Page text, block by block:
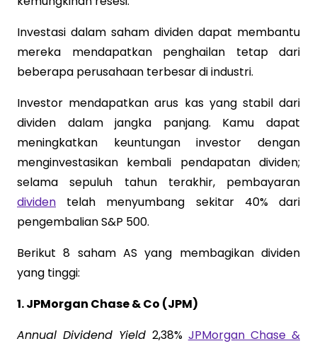
Investasi dalam saham dividen dapat membantu
mereka mendapatkan penghailan tetap dari
beberapa perusahaan terbesar di industri.
Investor mendapatkan arus kas yang stabil dari
dividen dalam jangka panjang. Kamu dapat
meningkatkan keuntungan investor dengan
menginvestasikan kembali pendapatan dividen;
selama sepuluh tahun terakhir, pembayaran
dividen telah menyumbang sekitar 40% dari
pengembalian S&P 500.
Berikut 8 saham AS yang membagikan dividen
yang tinggi:
1. JPMorgan Chase & Co (JPM)
Annual Dividend Yield 2,38% JPMorgan Chase &